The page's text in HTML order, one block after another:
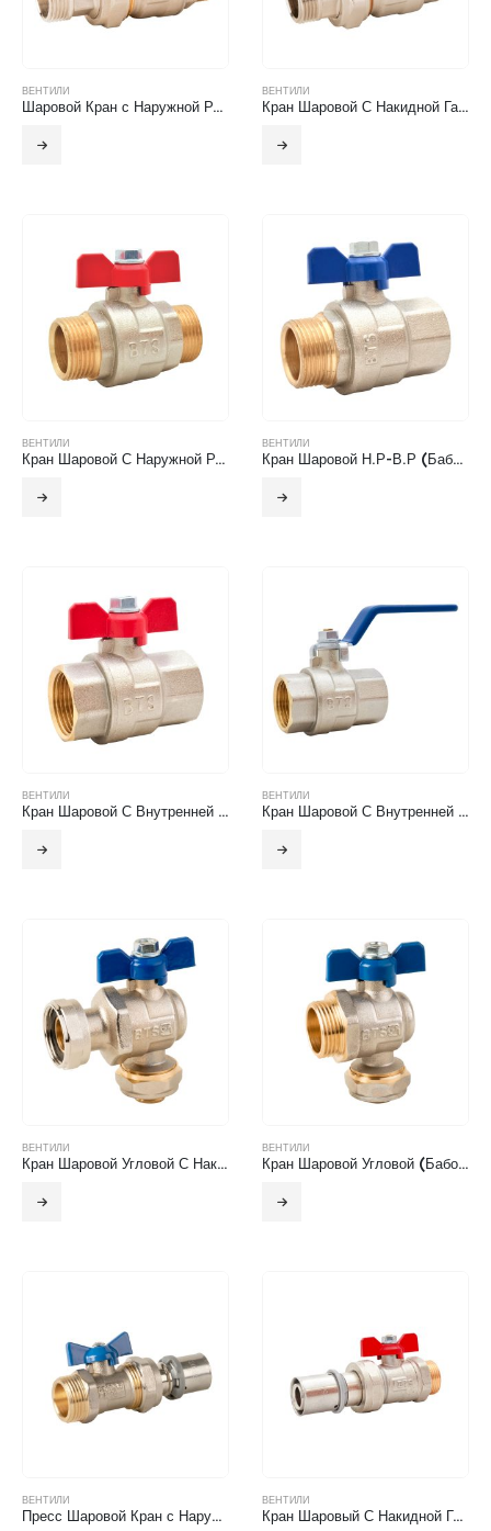
ВЕНТИЛИ
Шаровой Кран с Наружной Резьбой и Поворотным Адаптером
ВЕНТИЛИ
Кран Шаровой С Накидной Гайкой Н.Р-В.Р
ВЕНТИЛИ
Кран Шаровой С Наружной Резьбой (Бабочка)
ВЕНТИЛИ
Кран Шаровой Н.Р-В.Р (Бабочка)
ВЕНТИЛИ
Кран Шаровой С Внутренней Резьбой(Бабочка)
ВЕНТИЛИ
Кран Шаровой С Внутренней Резьбой (Рычаг)
ВЕНТИЛИ
Кран Шаровой Угловой С Накидной Гайкой
ВЕНТИЛИ
Кран Шаровой Угловой (Бабочка)
ВЕНТИЛИ
Пресс Шаровой Кран с Наружной Резьбой (Плоский) с-Поворотным Адаптером
ВЕНТИЛИ
Кран Шаровый С Накидной Гайкой Для Металлопластиковой Трубы, Под Пресс (Бабочка)